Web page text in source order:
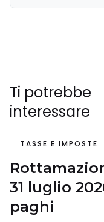
Ti potrebbe
interessare
TASSE E IMPOSTE
31 luglio
paghi